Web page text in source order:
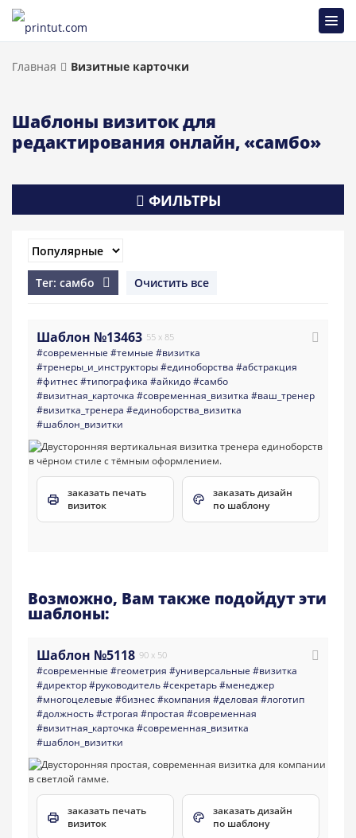
Главная Визитные карточки
Шаблоны визиток для
редактирования онлайн, «самбо»
ФИЛЬТРЫ
Тег: самбо Очистить все
Шаблон №13463 55 x 85
#современные #темные #визитка
#тренеры_и_инструкторы#единоборства #абстракция
#фитнес#типографика #айкидо#самбо
#визитная_карточка #современная_визитка #ваш_тренер
#визитка_тренера #единоборства_визитка
#шаблон_визитки
заказать печать
визиток
заказать дизайн
по шаблону
Возможно, Вам также подойдут эти
шаблоны:
Шаблон №5118 90 x 50
#современные #геометрия #универсальные #визитка
#директор#руководитель#секретарь#менеджер
#многоцелевые #бизнес#компания #деловая #логотип
#должность#строгая #простая #современная
#визитная_карточка #современная_визитка
#шаблон_визитки
заказать печать
визиток
заказать дизайн
по шаблону